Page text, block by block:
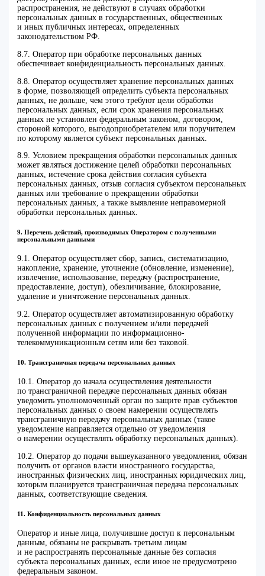
распространения, не действуют в случаях обработки
персональных данных в государственных, общественных
и иных публичных интересах, определенных
законодательством РФ.
8.7. Оператор при обработке персональных данных
обеспечивает конфиденциальность персональных данных.
8.8. Оператор осуществляет хранение персональных данных
в форме, позволяющей определить субъекта персональных
данных, не дольше, чем этого требуют цели обработки
персональных данных, если срок хранения персональных
данных не установлен федеральным законом, договором,
стороной которого, выгодоприобретателем или поручителем
по которому является субъект персональных данных.
8.9. Условием прекращения обработки персональных данных
может являться достижение целей обработки персональных
данных, истечение срока действия согласия субъекта
персональных данных, отзыв согласия субъектом персональных
данных или требование о прекращении обработки
персональных данных, а также выявление неправомерной
обработки персональных данных.
9. Перечень действий, производимых Оператором с полученными
персональными данными
9.1. Оператор осуществляет сбор, запись, систематизацию,
накопление, хранение, уточнение (обновление, изменение),
извлечение, использование, передачу (распространение,
предоставление, доступ), обезличивание, блокирование,
удаление и уничтожение персональных данных.
9.2. Оператор осуществляет автоматизированную обработку
персональных данных с получением и/или передачей
полученной информации по информационно-
телекоммуникационным сетям или без таковой.
10. Трансграничная передача персональных данных
10.1. Оператор до начала осуществления деятельности
по трансграничной передаче персональных данных обязан
уведомить уполномоченный орган по защите прав субъектов
персональных данных о своем намерении осуществлять
трансграничную передачу персональных данных (такое
уведомление направляется отдельно от уведомления
о намерении осуществлять обработку персональных данных).
10.2. Оператор до подачи вышеуказанного уведомления, обязан
получить от органов власти иностранного государства,
иностранных физических лиц, иностранных юридических лиц,
которым планируется трансграничная передача персональных
данных, соответствующие сведения.
11. Конфиденциальность персональных данных
Оператор и иные лица, получившие доступ к персональным
данным, обязаны не раскрывать третьим лицам
и не распространять персональные данные без согласия
субъекта персональных данных, если иное не предусмотрено
федеральным законом.